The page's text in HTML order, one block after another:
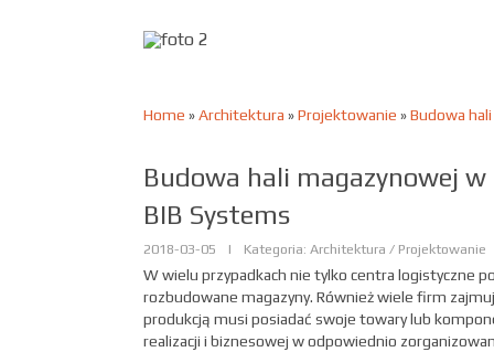
Home »Architektura »Projektowanie »Budowa
Budowa hali magazynowej
BIB Systems
2018-03-05 | Kategoria: Architektura / Projektowanie
W wielu przypadkach nie tylko centra logistyczne
rozbudowane magazyny. Również wiele firm
produkcją musi posiadać swoje towary lub
realizacji i biznesowej w odpowiednio